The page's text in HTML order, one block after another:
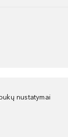
nustatymai